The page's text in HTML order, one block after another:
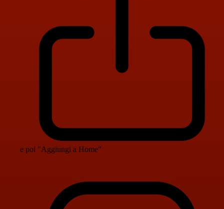
e poi "Aggiungi a Home"